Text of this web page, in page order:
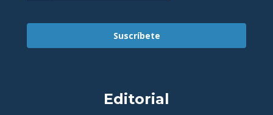
Suscríbete
Editorial